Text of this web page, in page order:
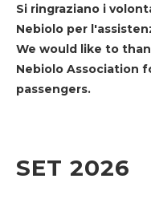
Si ringraziano i
Nebiolo per
We would like to
Nebiolo Association
passengers.
SET 2026